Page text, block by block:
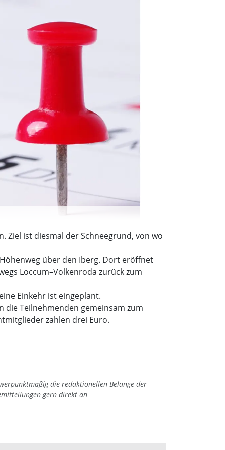
Ziel ist diesmal der Schneegrund, von wo
über den Iberg. Dort eröffnet
Loccum–Volkenroda zurück zum
Einkehr ist eingeplant.
Teilnehmenden gemeinsam zum
zahlen drei Euro.
die redaktionellen Belange der
gern direkt an